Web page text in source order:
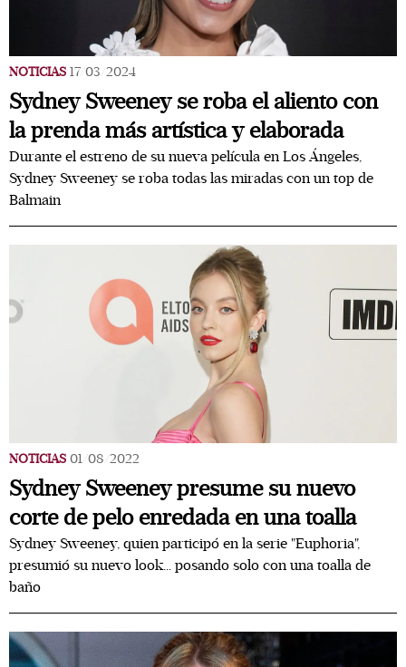
NOTICIAS 17/03/2024
Sydney Sweeney se roba el aliento con
la prenda más artística y elaborada
Durante el estreno de su nueva película en Los Ángeles,
Sydney Sweeney se roba todas las miradas con un top de
Balmain
NOTICIAS 01/08/2022
Sydney Sweeney presume su nuevo
corte de pelo enredada en una toalla
Sydney Sweeney, quien participó en la serie "Euphoria",
presumió su nuevo look... posando solo con una toalla de
baño